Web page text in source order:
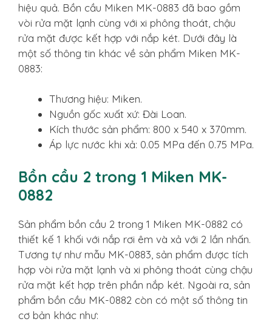
hiệu quả. Bồn cầu Miken MK-0883 đã bao gồm
vòi rửa mặt lạnh cùng với xi phông thoát, chậu
rửa mặt được kết hợp với nắp két. Dưới đây là
một số thông tin khác về sản phẩm Miken MK-
0883:
Thương hiệu: Miken.
Nguồn gốc xuất xứ: Đài Loan.
Kích thước sản phẩm: 800 x 540 x 370mm.
Áp lực nước khi xả: 0.05 MPa đến 0.75 MPa.
Bồn cầu 2 trong 1 Miken MK-
0882
Sản phẩm bồn cầu 2 trong 1 Miken MK-0882 có
thiết kế 1 khối với nắp rơi êm và xả với 2 lần nhấn.
Tương tự như mẫu MK-0883, sản phẩm được tích
hợp vòi rửa mặt lạnh và xi phông thoát cùng chậu
rửa mặt kết hợp trên phần nắp két. Ngoài ra, sản
phẩm bồn cầu MK-0882 còn có một số thông tin
cơ bản khác như: